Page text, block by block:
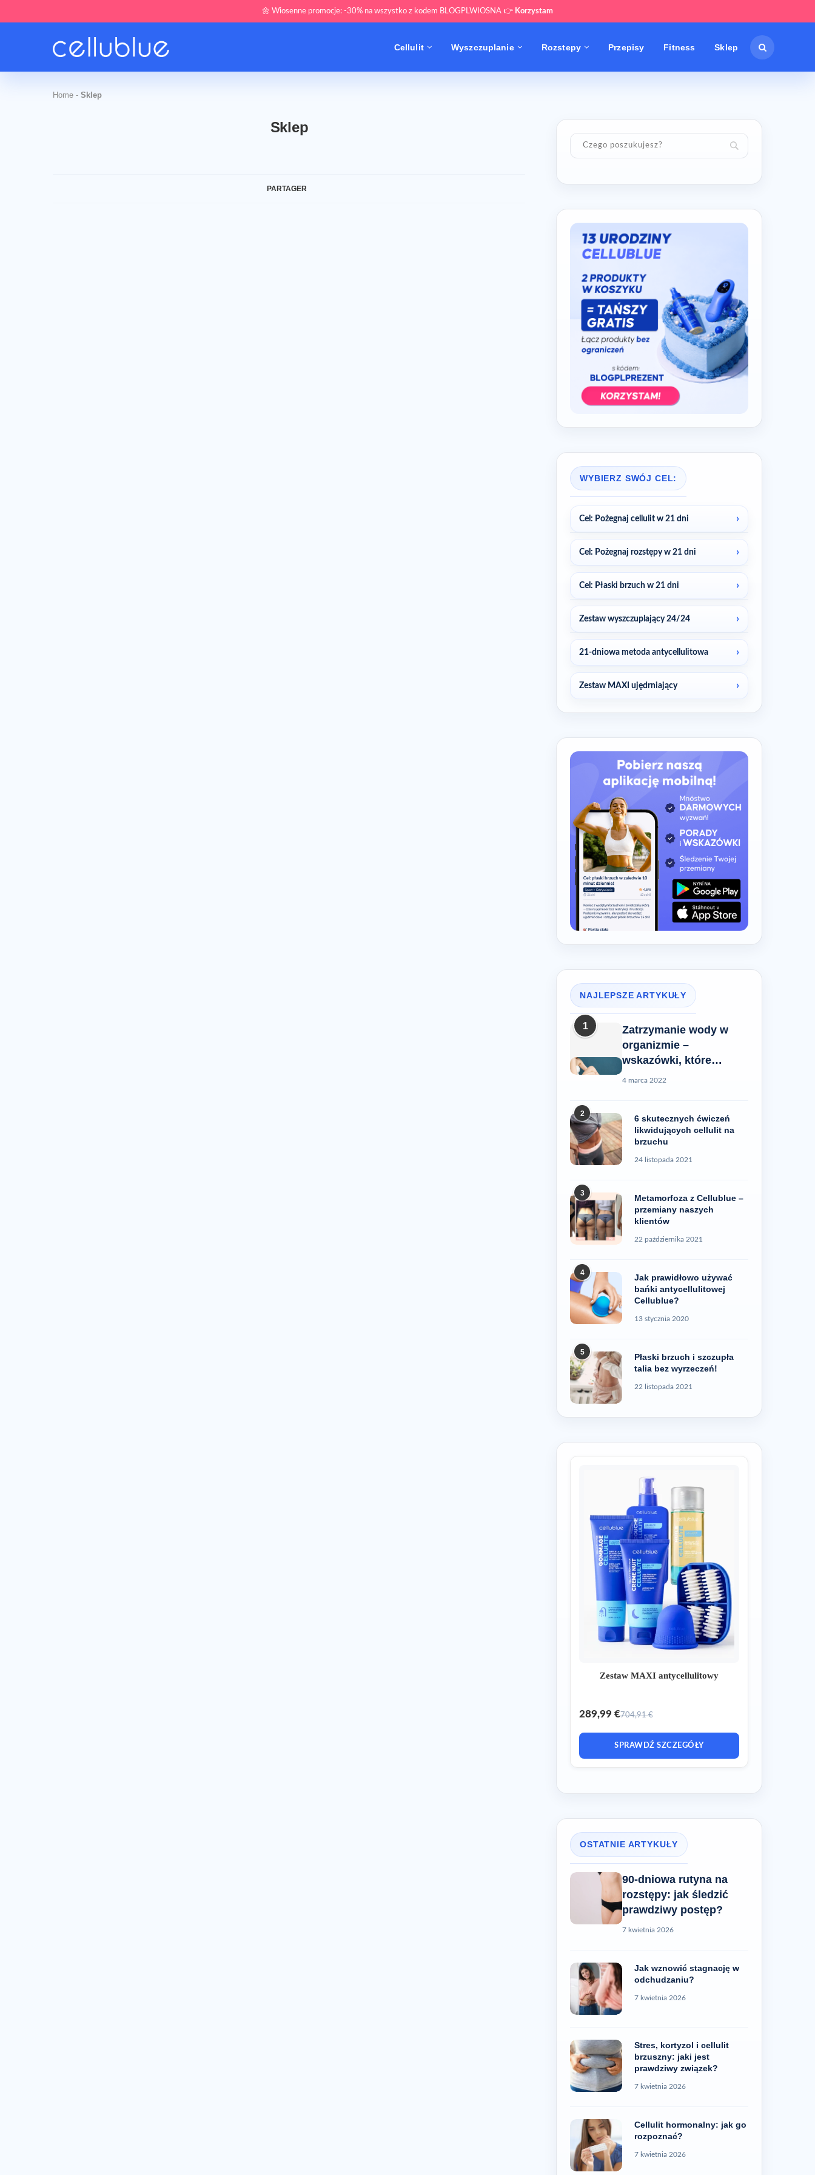
🌼 Wiosenne promocje: -30% na wszystko z kodem BLOGPLWIOSNA 👉 Korzystam
Cellulit Wyszczuplanie Rozstepy Przepisy Fitness Sklep
Home - Sklep
Sklep
PARTAGER
WYBIERZ SWÓJ CEL:
Cel: Pożegnaj cellulit w 21 dni
Cel: Pożegnaj rozstępy w 21 dni
Cel: Płaski brzuch w 21 dni
Zestaw wyszczuplający 24/24
21-dniowa metoda antycellulitowa
Zestaw MAXI ujędrniający
NAJLEPSZE ARTYKUŁY
1
Zatrzymanie wody w
organizmie –
wskazówki, które
pomogą Ci rozwiązać
4 marca 2022
2
6 skutecznych ćwiczeń
likwidujących cellulit na
brzuchu
24 listopada 2021
3
Metamorfoza z Cellublue –
przemiany naszych
klientów
22 października 2021
4
Jak prawidłowo używać
bańki antycellulitowej
Cellublue?
13 stycznia 2020
5
Płaski brzuch i szczupła
talia bez wyrzeczeń!
22 listopada 2021
Zestaw MAXI antycellulitowy
289,99 €704,91 €
SPRAWDŹ SZCZEGÓŁY
OSTATNIE ARTYKUŁY
90-dniowa rutyna na
rozstępy: jak śledzić
prawdziwy postęp?
7 kwietnia 2026
Jak wznowić stagnację w
odchudzaniu?
7 kwietnia 2026
Stres, kortyzol i cellulit
brzuszny: jaki jest
prawdziwy związek?
7 kwietnia 2026
Cellulit hormonalny: jak go
rozpoznać?
7 kwietnia 2026